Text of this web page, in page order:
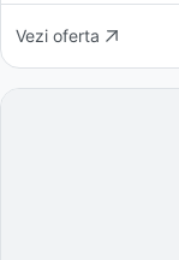
Vezi oferta